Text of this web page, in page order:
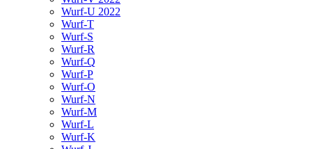
Wurf-U 2022
Wurf-T
Wurf-S
Wurf-R
Wurf-Q
Wurf-P
Wurf-O
Wurf-N
Wurf-M
Wurf-L
Wurf-K